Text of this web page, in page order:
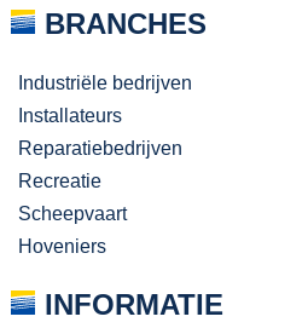
BRANCHES
Industriële bedrijven
Installateurs
Reparatiebedrijven
Recreatie
Scheepvaart
Hoveniers
INFORMATIE